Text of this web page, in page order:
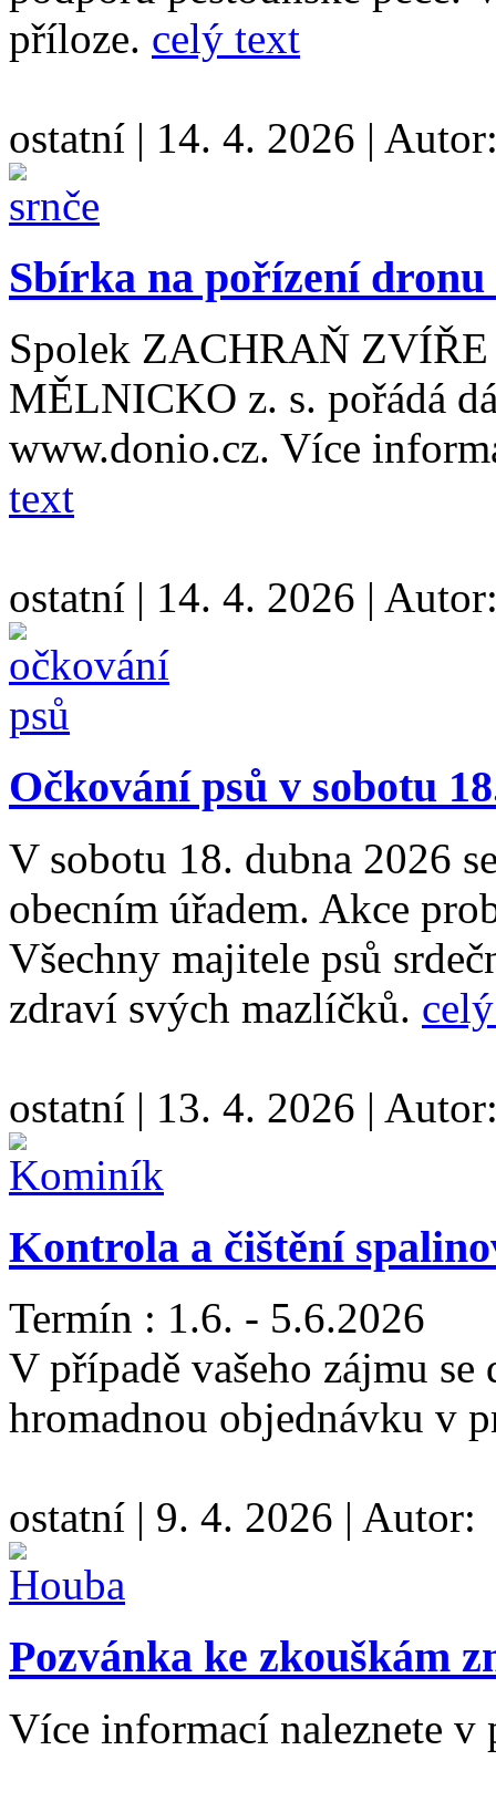
příloze. celý text
ostatní | 14. 4. 2026 |
Sbírka na pořízení
Spolek ZACHRAŇ
MĚLNICKO z. s. pořádá
www.donio.cz. Více
text
ostatní | 14. 4. 2026 |
Očkování psů v sobotu
V sobotu 18. dubna 2026
obecním úřadem. Akce
Všechny majitele psů
zdraví svých mazlíčků.
ostatní | 13. 4. 2026 |
Kontrola a čištění
Termín : 1.6. - 5.6.2026
V případě vašeho zájmu se
hromadnou objednávku v
ostatní | 9. 4. 2026 | Autor:
Pozvánka ke zkouškám
Více informací naleznete